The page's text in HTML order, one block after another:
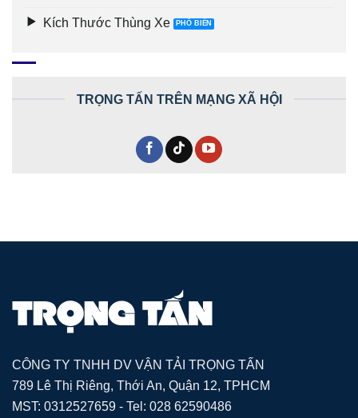
Kích Thước Thùng Xe
TRỌNG TẤN TRÊN MẠNG XÃ HỘI
CÔNG TY TNHH DV VẬN TẢI TRỌNG TẤN
789 Lê Thị Riêng, Thới An, Quận 12, TPHCM
MST: 0312527659 - Tel: 028 62590486